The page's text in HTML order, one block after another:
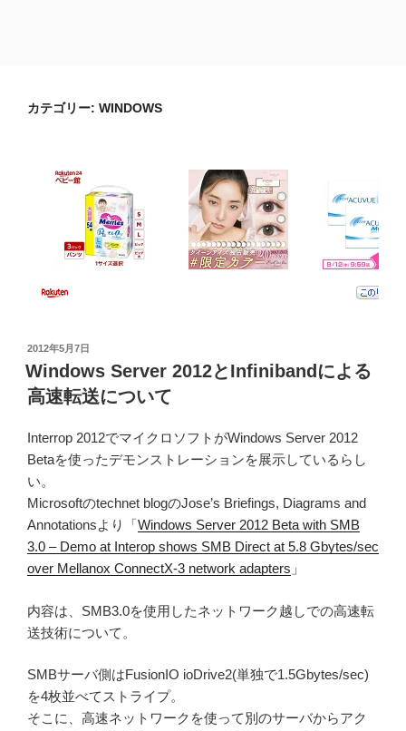
カテゴリー: WINDOWS
投
稿
日:
2012年5月7日
Windows Server 2012とInfinibandによる
高速転送について
Interrop 2012でマイクロソフトがWindows Server 2012
Betaを使ったデモンストレーションを展示しているらし
い。
Microsoftのtechnet blogのJose’s Briefings, Diagrams and
Annotationsより「Windows Server 2012 Beta with SMB
3.0 – Demo at Interop shows SMB Direct at 5.8 Gbytes/sec
over Mellanox ConnectX-3 network adapters 」
内容は、SMB3.0を使用したネットワーク越しでの高速転
送技術について。
SMBサーバ側はFusionIO ioDrive2(単独で1.5Gbytes/sec)
を4枚並べてストライプ。
そこに、高速ネットワークを使って別のサーバからアク